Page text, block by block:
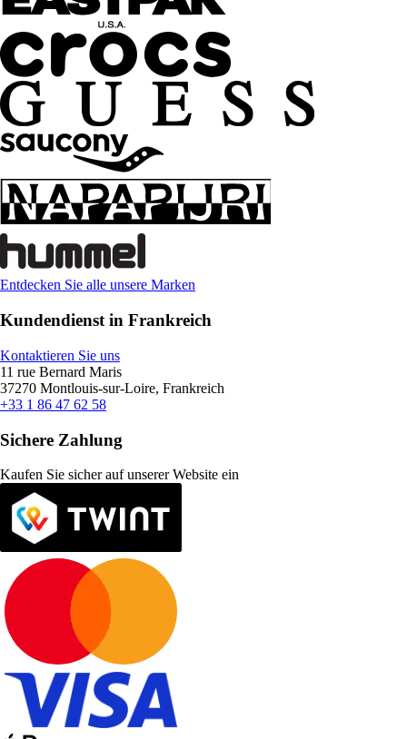
Entdecken Sie alle unsere Marken
Kundendienst in Frankreich
Kontaktieren Sie uns
11 rue Bernard Maris
37270 Montlouis-sur-Loire, Frankreich
+33 1 86 47 62 58
Sichere Zahlung
Kaufen Sie sicher auf unserer Website ein